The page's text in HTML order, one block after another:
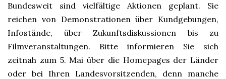
Bundesweit sind vielfältige Aktionen geplant. Sie
reichen von Demonstrationen über Kundgebungen,
Infostände, über Zukunftsdiskussionen bis zu
Filmveranstaltungen. Bitte informieren Sie sich
zeitnah zum 5. Mai über die Homepages der Länder
oder bei Ihren Landesvorsitzenden, denn manche